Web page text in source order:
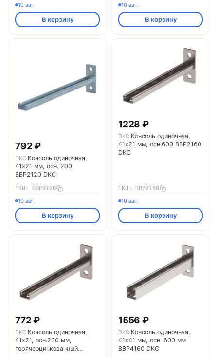
10 авг.
В корзину
10 авг.
В корзину
792 ₽
DKC Консоль одиночная,
41х21 мм, осн. 200
BBP2120 DKC
SKU: BBP2120
10 авг.
В корзину
1228 ₽
DKC Консоль одиночная,
41х21 мм, осн.600 BBP2160
DKC
SKU: BBP2160
10 авг.
В корзину
772 ₽
DKC Консоль одиночная,
41х21, осн.200 мм,
горячеоцинкованный
1556 ₽
DKC Консоль одиночная,
41х41 мм, осн. 600 мм
BBP4160 DKC